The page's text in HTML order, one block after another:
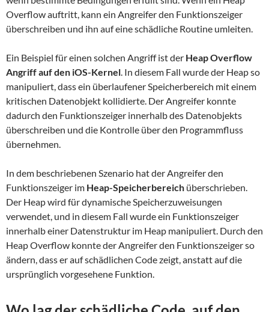
Overflow auftritt, kann ein Angreifer den Funktionszeiger
überschreiben und ihn auf eine schädliche Routine umleiten.
Ein Beispiel für einen solchen Angriff ist der Heap Overflow
Angriff auf den iOS-Kernel. In diesem Fall wurde der Heap so
manipuliert, dass ein überlaufener Speicherbereich mit einem
kritischen Datenobjekt kollidierte. Der Angreifer konnte
dadurch den Funktionszeiger innerhalb des Datenobjekts
überschreiben und die Kontrolle über den Programmfluss
übernehmen.
In dem beschriebenen Szenario hat der Angreifer den
Funktionszeiger im Heap-Speicherbereich überschrieben.
Der Heap wird für dynamische Speicherzuweisungen
verwendet, und in diesem Fall wurde ein Funktionszeiger
innerhalb einer Datenstruktur im Heap manipuliert. Durch den
Heap Overflow konnte der Angreifer den Funktionszeiger so
ändern, dass er auf schädlichen Code zeigt, anstatt auf die
ursprünglich vorgesehene Funktion.